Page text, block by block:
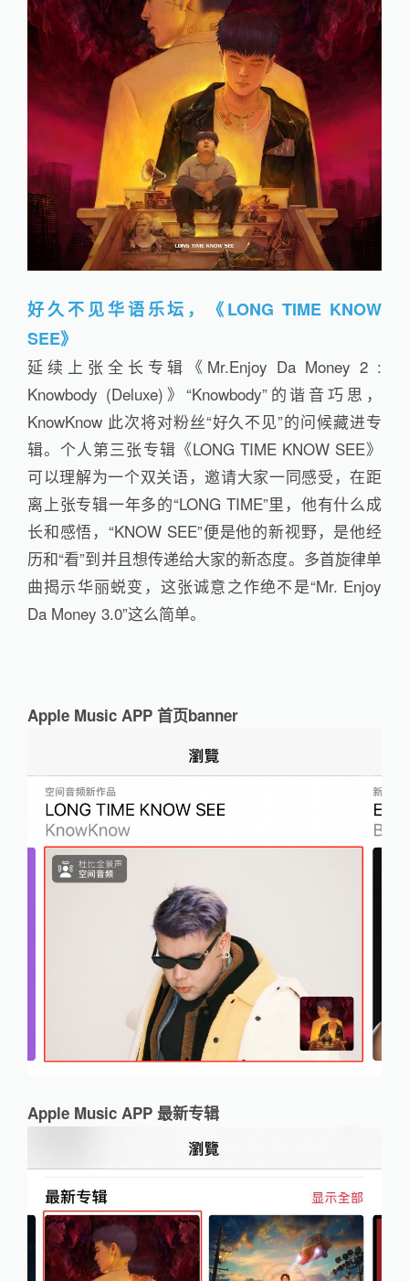
好久不见华语乐坛，《LONG TIME KNOW
SEE》
延续上张全长专辑《Mr.Enjoy Da Money 2 :
Knowbody (Deluxe)》“Knowbody”的谐音巧思，
KnowKnow 此次将对粉丝“好久不见”的问候藏进专
辑。个人第三张专辑《LONG TIME KNOW SEE》
可以理解为一个双关语，邀请大家一同感受，在距
离上张专辑一年多的“LONG TIME”里，他有什么成
长和感悟，“KNOW SEE”便是他的新视野，是他经
历和“看”到并且想传递给大家的新态度。多首旋律单
曲揭示华丽蜕变，这张诚意之作绝不是“Mr. Enjoy
Da Money 3.0”这么简单。
Apple Music APP 首页banner
Apple Music APP 最新专辑